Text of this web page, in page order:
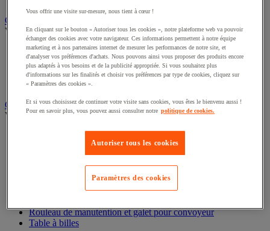
Servante et desserte de manutention
Chauffage, rafraîchisseur et déshumidificateur
Voir toute la catégorie
Chauffage au fuel
Chauffage au gaz
Chauffage électrique
Convoyeur
Accessoires pour convoyeur
Bille de manutention
Convoyeur à rouleaux
Convoyeur extensible et mobile
Convoyeur motorisé à bande
Rail et barrette de manutention
Rouleau de manutention et galet pour convoyeur
Vous offrir une visite sur-mesure, nous tient à cœur !
En cliquant sur le bouton « Autoriser tous les cookies », notre plateforme web va pouvoir
échanger des cookies avec votre navigateur. Ces informations permettent à notre équipe
marketing et à nos partenaires internet de mesurer les performances de notre site, et
d'analyser vos préférences d'achats. Nous pouvons ainsi vous proposer des produits encore
plus adaptés à vos besoins et de la publicité appropriée. Si vous souhaitez plus
d'informations sur les finalités et choisir vos préférences par type de cookies, cliquez sur
« Paramètres des cookies ».
Et si vous choisissez de continuer votre visite sans cookies, vous êtes le bienvenu aussi !
Pour en savoir plus, vous pouvez aussi consulter notre politique de cookies.
Autoriser tous les cookies
Paramètres des cookies